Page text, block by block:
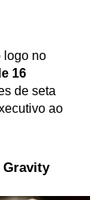
logo no
16
de seta
ao
Gravity